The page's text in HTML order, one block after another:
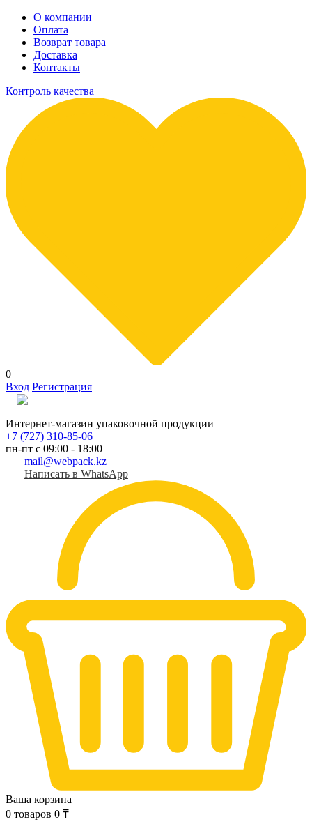
О компании
Оплата
Возврат товара
Доставка
Контакты
Контроль качества
0
Вход Регистрация
Интернет-магазин упаковочной продукции
+7 (727) 310-85-06
пн-пт с 09:00 - 18:00
mail@webpack.kz
Написать в WhatsApp
Ваша корзина
0 товаров 0 ₸